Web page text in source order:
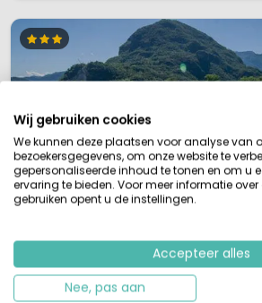
Wij gebruiken cookies
We kunnen deze plaatsen voor analyse van
bezoekersgegevens, om onze website te
gepersonaliseerde inhoud te tonen en om u
ervaring te bieden. Voor meer informatie
gebruiken opent u de instellingen.
Accepteer alles
Nee, pas aan